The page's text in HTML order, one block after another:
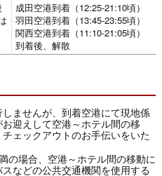
成田空港到着（12:25-21:10頃）
羽田空港到着（13:45-23:55頃）
関西空港到着（11:10-21:05頃）
到着後、解散
ませんが、到着空港にて現地係
迎えして空港～ホテル間の移
ェックアウトのお手伝いをいた
の場合、空港～ホテル間の移動に
などの公共交通機関を使用する